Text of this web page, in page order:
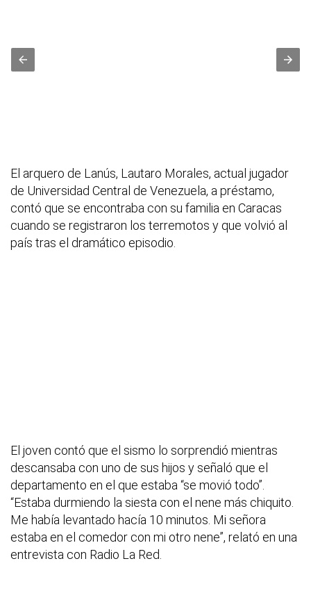
El arquero de Lanús, Lautaro Morales, actual jugador
de Universidad Central de Venezuela, a préstamo,
contó que se encontraba con su familia en Caracas
cuando se registraron los terremotos y que volvió al
país tras el dramático episodio.
El joven contó que el sismo lo sorprendió mientras
descansaba con uno de sus hijos y señaló que el
departamento en el que estaba “se movió todo”.
“Estaba durmiendo la siesta con el nene más chiquito.
Me había levantado hacía 10 minutos. Mi señora
estaba en el comedor con mi otro nene”, relató en una
entrevista con Radio La Red.